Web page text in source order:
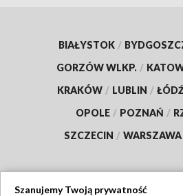
BIAŁYSTOK /
GORZÓW WLKP. /
KRAKÓW / LUBLIN /
OPOLE / POZNAŃ /
SZCZECIN / WARSZAWA
Szanujemy Twoją prywatność